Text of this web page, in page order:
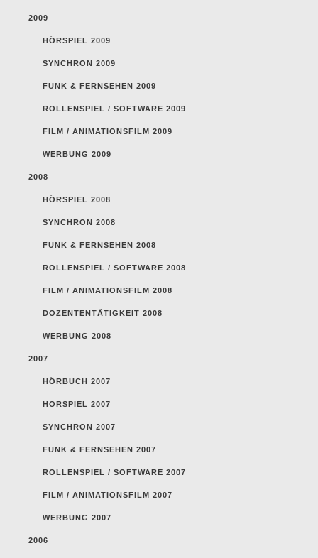
2009
HÖRSPIEL 2009
SYNCHRON 2009
FUNK & FERNSEHEN 2009
ROLLENSPIEL / SOFTWARE 2009
FILM / ANIMATIONSFILM 2009
WERBUNG 2009
2008
HÖRSPIEL 2008
SYNCHRON 2008
FUNK & FERNSEHEN 2008
ROLLENSPIEL / SOFTWARE 2008
FILM / ANIMATIONSFILM 2008
DOZENTENTÄTIGKEIT 2008
WERBUNG 2008
2007
HÖRBUCH 2007
HÖRSPIEL 2007
SYNCHRON 2007
FUNK & FERNSEHEN 2007
ROLLENSPIEL / SOFTWARE 2007
FILM / ANIMATIONSFILM 2007
WERBUNG 2007
2006